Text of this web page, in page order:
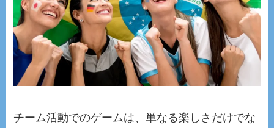
チーム活動でのゲームは、単なる楽しさだけでな